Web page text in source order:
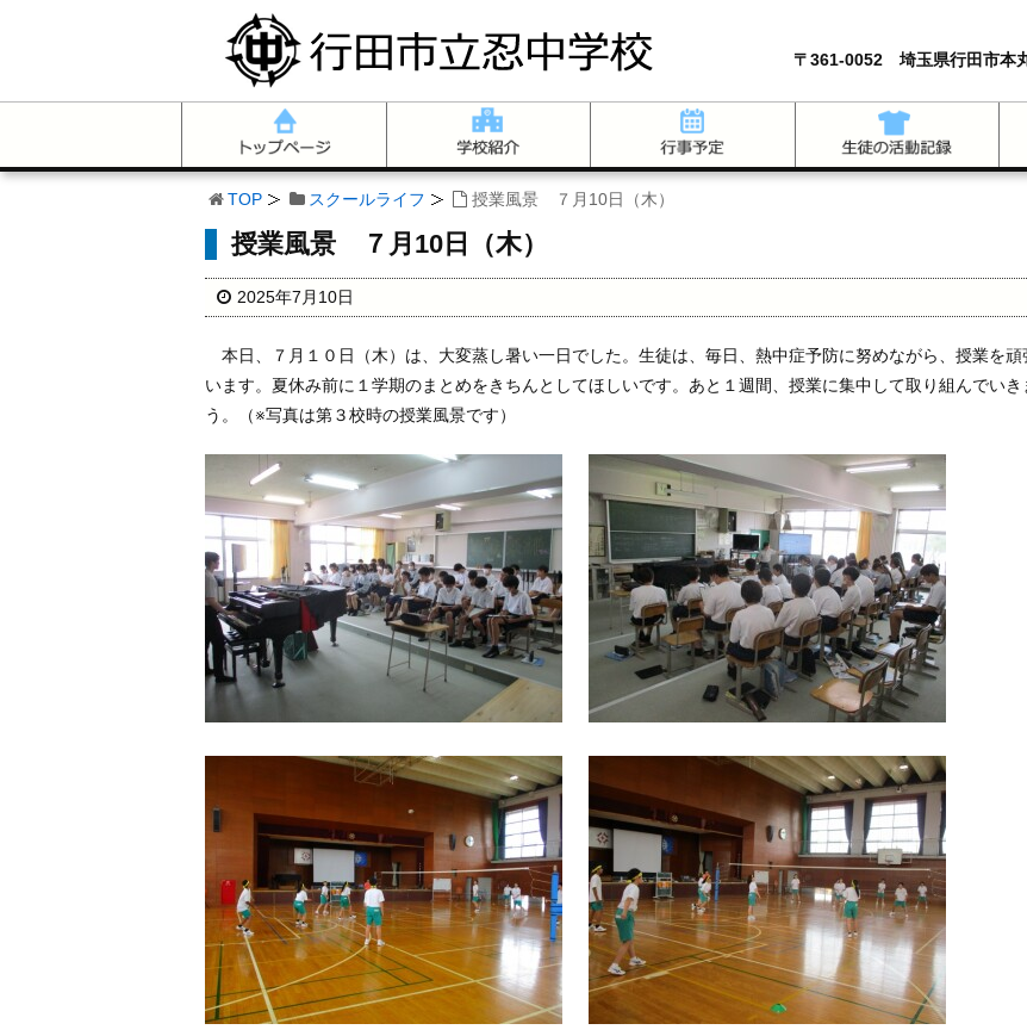
〒361-0052 埼玉県行田市本
TOP スクールライフ 授業風景 ７月10日（木）
授業風景 ７月10日（木）
2025年7月10日
本日、７月１０日（木）は、大変蒸し暑い一日でした。生徒は、毎日、熱中症予防に努めながら、授業を頑
います。夏休み前に１学期のまとめをきちんとしてほしいです。あと１週間、授業に集中して取り組んでいき
う。（※写真は第３校時の授業風景です）